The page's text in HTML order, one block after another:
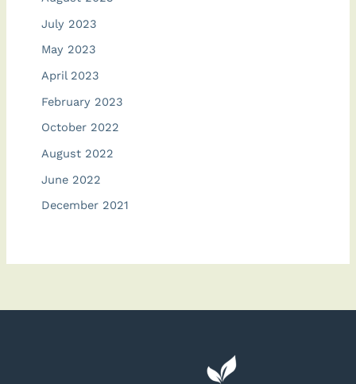
July 2023
May 2023
April 2023
February 2023
October 2022
August 2022
June 2022
December 2021